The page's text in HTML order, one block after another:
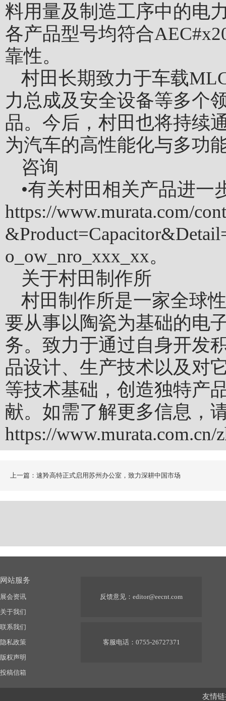
料用量及制造工序中的电
各产品型号均符合
靠性。
村田长期致力于车载
力总成及安全设备等多个
品。今后，村田也将持续
为汽车的高性能化与多功
咨询
•有关村田相关产品进一
https://www.murata.com/
o_ow_nro_xxx_xx。
关于村田制作所
村田制作所是一家全球
要从事以陶瓷为基础的电
务。致力于通过自身开发
品设计、生产技术以及对
等技术基础，创造独特产
献。如需了解更多信息，
https://www.murata.com.cn/
上一篇：速羚高特正式启用苏州办公室，致力深耕中国市场
网站服务
展会资讯
关于我们
联系我们
隐私政策
版权声明
投稿信箱
反馈意见： editor@eecnt.com
客服电话：0755-26727371
友情